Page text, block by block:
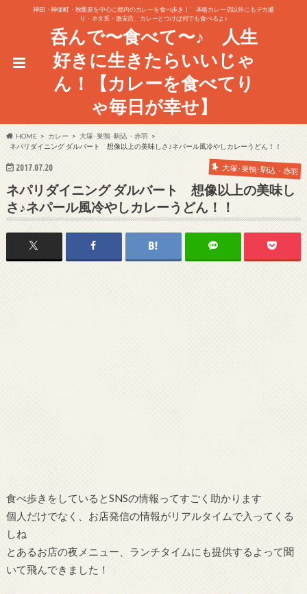
神田・神保町・秋葉原を中心に都内のカレーを食べ歩き！ 本格カレー店以外にもデカ盛
り・ネタ系・激安店、カレーとつけば何でも食べるよ♪
呑んで〜食べて〜♪ 人生
好きに生きたらいいじゃ
ん！【カレーを食べてり
ゃ毎日が幸せ】
HOME カレー
大塚･巣鴨･駒込・赤羽
ネパリダイニング ダルバート 想像以上の美味しさ♪ネパール風冷やしカレーうどん！！
2017.07.20 大塚･巣鴨･駒込・赤羽
ネパリダイニング ダルバート 想像以上の美味し
さ♪ネパール風冷やしカレーうどん！！
食べ歩きをしているとSNSの情報ってすごく助かります
個人だけでなく、お店発信の情報がリアルタイムで入ってくる
しね
とあるお店の夜メニュー、ランチタイムにも提供するよって聞
いて飛んできました！